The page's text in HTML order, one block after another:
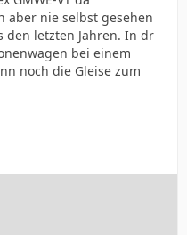
aber nie selbst gesehen
den letzten Jahren. In dr
bei einem
noch die Gleise zum